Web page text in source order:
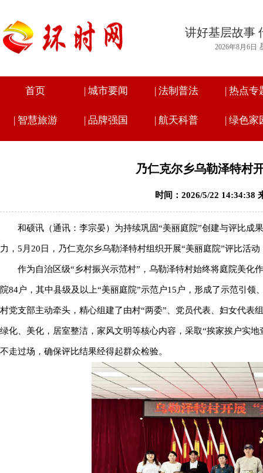
讲好基层故事
2026年8月6日
首页 | 城市要闻 | 法制普法 | 热点专
| 智慧旅游 | 品牌强国 | 航天科普 | 绿色家
乃仁克尔乡乌勒泽特村
时间：2026/5/22 14:34:38
和硕讯（通讯：李宗晏）为持续巩固“美丽庭院”创建与评比成
力，5月20日，乃仁克尔乡乌勒泽特村组织开展“美丽庭院”评比活
作为自治区级“乡村振兴示范村”，乌勒泽特村始终将庭院美化
院84户，其中县级及以上“美丽庭院”示范户15户，形成了示范引
村党支部主动牵头，精心组建了由村“两委”、党员代表、妇女代
绿化、美化，居室整洁，家风文明等核心内容，采取“挨家挨户实
不走过场，确保评比结果经得起群众检验。